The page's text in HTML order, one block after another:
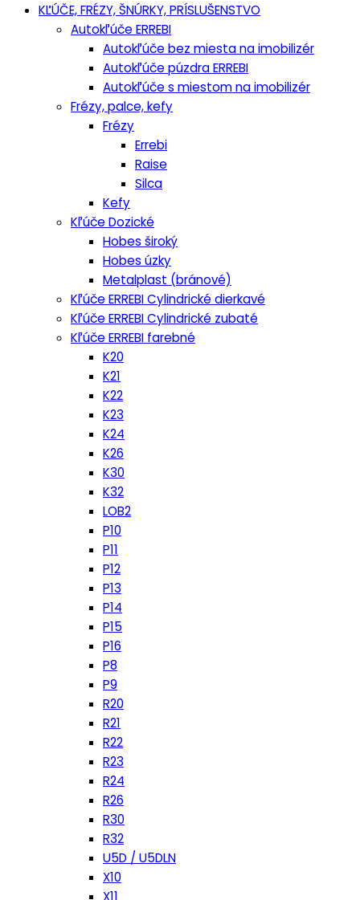
KĽÚČE, FRÉZY, ŠNÚRKY, PRÍSLUŠENSTVO
Autokľúče ERREBI
Autokľúče bez miesta na imobilizér
Autokľúče púzdra ERREBI
Autokľúče s miestom na imobilizér
Frézy, palce, kefy
Frézy
Errebi
Raise
Silca
Kefy
Kľúče Dozické
Hobes široký
Hobes úzky
Metalplast (bránové)
Kľúče ERREBI Cylindrické dierkavé
Kľúče ERREBI Cylindrické zubaté
Kľúče ERREBI farebné
K20
K21
K22
K23
K24
K26
K30
K32
LOB2
P10
P11
P12
P13
P14
P15
P16
P8
P9
R20
R21
R22
R23
R24
R26
R30
R32
U5D / U5DLN
X10